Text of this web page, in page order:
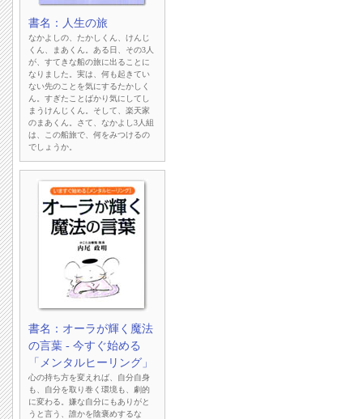
書名：人生の旅
なかよしの、たかしくん、けんじ
くん、まあくん。ある日、その3人
が、すてきな船の旅に出ることに
なりました。実は、何も起きてい
ない先のことを気にするたかしく
ん。すぎたことばかり気にしてし
まうけんじくん。そして、楽天家
のまあくん。さて、なかよし3人組
は、この船旅で、何をみつけるの
でしょうか。
書名：オーラが輝く魔法
の言葉 - 今すぐ始める
「メンタルヒーリング」
心の持ち方を変えれば、自分自身
も、自分を取り巻く環境も、劇的
に変わる。嫌な自分にもありがと
うと言う、誰かを陰褒めするな